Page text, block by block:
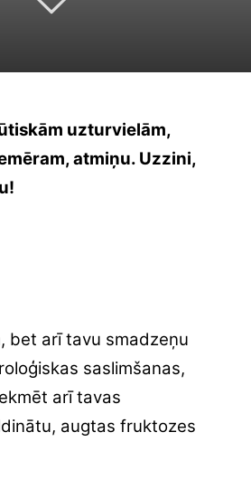
uzturvielām,
atmiņu. Uzzini,
bet arī tavu smadzeņu
saslimšanas,
arī tavas
augtas fruktozes